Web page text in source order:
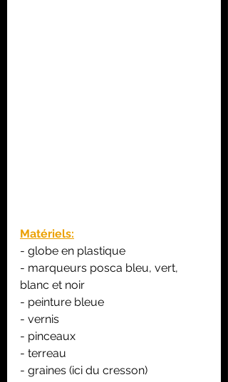
Matériels:
- globe en plastique
- marqueurs posca bleu, vert,
blanc et noir
- peinture bleue
- vernis
- pinceaux
- terreau
- graines (ici du cresson)